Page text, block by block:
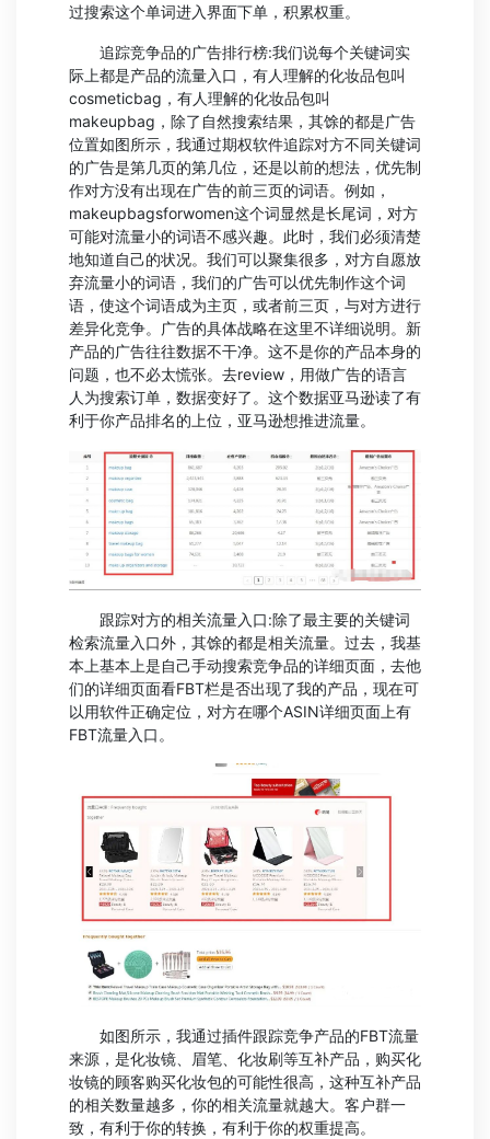
过搜索这个单词进入界面下单，积累权重。
追踪竞争品的广告排行榜:我们说每个关键词实
际上都是产品的流量入口，有人理解的化妆品包叫
cosmeticbag，有人理解的化妆品包叫
makeupbag，除了自然搜索结果，其馀的都是广告
位置如图所示，我通过期权软件追踪对方不同关键词
的广告是第几页的第几位，还是以前的想法，优先制
作对方没有出现在广告的前三页的词语。例如，
makeupbagsforwomen这个词显然是长尾词，对方
可能对流量小的词语不感兴趣。此时，我们必须清楚
地知道自己的状况。我们可以聚集很多，对方自愿放
弃流量小的词语，我们的广告可以优先制作这个词
语，使这个词语成为主页，或者前三页，与对方进行
差异化竞争。广告的具体战略在这里不详细说明。新
产品的广告往往数据不干净。这不是你的产品本身的
问题，也不必太慌张。去review，用做广告的语言
人为搜索订单，数据变好了。这个数据亚马逊读了有
利于你产品排名的上位，亚马逊想推进流量。
跟踪对方的相关流量入口:除了最主要的关键词
检索流量入口外，其馀的都是相关流量。过去，我基
本上基本上是自己手动搜索竞争品的详细页面，去他
们的详细页面看FBT栏是否出现了我的产品，现在可
以用软件正确定位，对方在哪个ASIN详细页面上有
FBT流量入口。
如图所示，我通过插件跟踪竞争产品的FBT流量
来源，是化妆镜、眉笔、化妆刷等互补产品，购买化
妆镜的顾客购买化妆包的可能性很高，这种互补产品
的相关数量越多，你的相关流量就越大。客户群一
致，有利于你的转换，有利于你的权重提高。